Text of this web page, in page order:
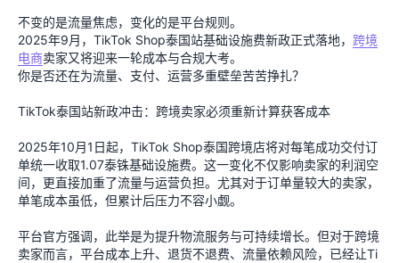
不变的是流量焦虑，变化的是平台规则。
2025年9月，TikTok Shop泰国站基础设施费新政正式落地， 跨境
电商卖家又将迎来一轮成本与合规大考。
你是否还在为流量、支付、运营多重壁垒苦苦挣扎？
TikTok泰国站新政冲击：跨境卖家必须重新计算获客成本
2025年10月1日起，TikTok Shop泰国跨境店将对每笔成功交付订
单统一收取1.07泰铢基础设施费。这一变化不仅影响卖家的利润空
间，更直接加重了流量与运营负担。尤其对于订单量较大的卖家，
单笔成本虽低，但累计后压力不容小觑。
平台官方强调，此举是为提升物流服务与可持续增长。但对于跨境
卖家而言，平台成本上升、退货不退费、流量依赖风险，已经让Ti